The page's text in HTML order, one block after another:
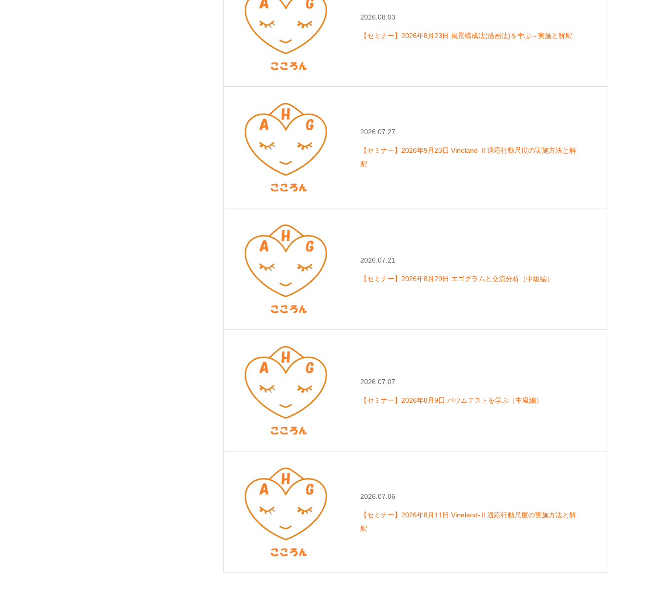
2026.08.03
【セミナー】2026年8月23日 風景構成法(描画法)を学ぶ～実施と解釈
2026.07.27
【セミナー】2026年9月23日 Vineland-Ⅱ適応行動尺度の実施方法と解
釈
2026.07.21
【セミナー】2026年8月29日 エゴグラムと交流分析（中級編）
2026.07.07
【セミナー】2026年8月9日 バウムテストを学ぶ（中級編）
2026.07.06
【セミナー】2026年8月11日 Vineland-Ⅱ適応行動尺度の実施方法と解
釈